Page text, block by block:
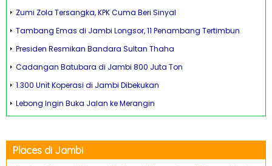
Zumi Zola Tersangka, KPK Cuma Beri Sinyal
Tambang Emas di Jambi Longsor, 11 Penambang Tertimbun
Presiden Resmikan Bandara Sultan Thaha
Cadangan Batubara di Jambi 800 Juta Ton
1.300 Unit Koperasi di Jambi Dibekukan
Lebong Ingin Buka Jalan ke Merangin
Places di Jambi